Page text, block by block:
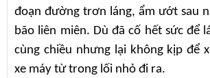
đoạn đường trơn láng, ẩm ướt sau
bão liên miên. Dù đã cố hết sức để
cùng chiều nhưng lại không kịp để
xe máy từ trong lối nhỏ đi ra.